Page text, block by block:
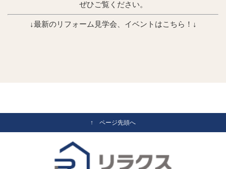
ぜひご覧ください。
↓最新のリフォーム見学会、イベントはこちら！↓
↑ ページ先頭へ